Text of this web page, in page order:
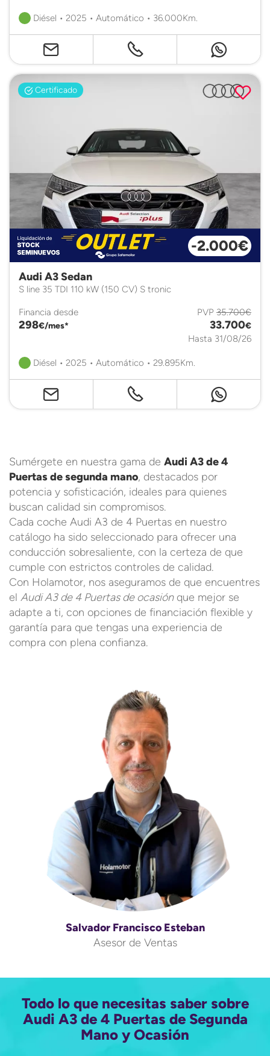
Diésel • 2025 • Automático • 36.000Km.
Certificado
-2.000€
Audi A3 Sedan
S line 35 TDI 110 kW (150 CV) S tronic
Financia desde
298€/mes*
PVP 35.700€
33.700€
Hasta 31/08/26
Diésel • 2025 • Automático • 29.895Km.
Sumérgete en nuestra gama de Audi A3 de 4
Puertas de segunda mano, destacados por
potencia y sofisticación, ideales para quienes
buscan calidad sin compromisos.
Cada coche Audi A3 de 4 Puertas en nuestro
catálogo ha sido seleccionado para ofrecer una
conducción sobresaliente, con la certeza de que
cumple con estrictos controles de calidad.
Con Holamotor, nos aseguramos de que encuentres
el Audi A3 de 4 Puertas de ocasiónque mejor se
adapte a ti, con opciones de financiación flexible y
garantía para que tengas una experiencia de
compra con plena confianza.
Salvador Francisco Esteban
Asesor de Ventas
Todo lo que necesitas saber sobre
Audi A3 de 4 Puertas de Segunda
Mano y Ocasión